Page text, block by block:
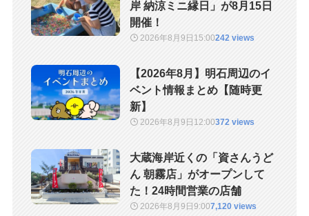
岸 納涼ミニ縁日」が8月15日
開催！
2026年8月9日 15:00242 views
【2026年8月】明石周辺のイ
ベント情報まとめ【随時更
新】
2026年8月9日 12:00372 views
大蔵海岸近くの「資さんうど
ん 朝霧店」がオープンして
た！24時間営業の店舗
2026年8月9日9:007,120 views